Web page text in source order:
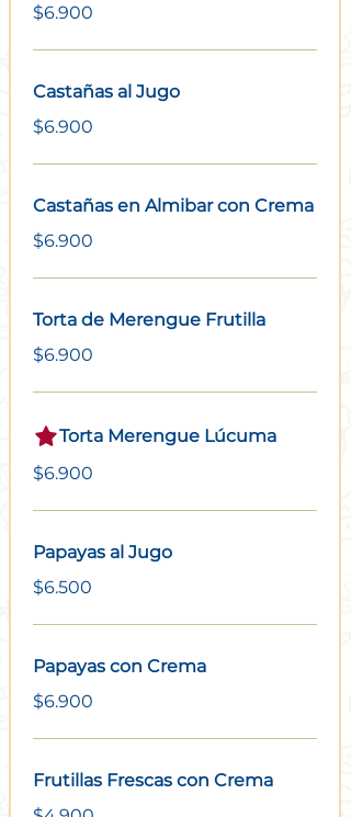
$6.900
Castañas al Jugo
$6.900
Castañas en Almibar con Crema
$6.900
Torta de Merengue Frutilla
$6.900
Torta Merengue Lúcuma
$6.900
Papayas al Jugo
$6.500
Papayas con Crema
$6.900
Frutillas Frescas con Crema